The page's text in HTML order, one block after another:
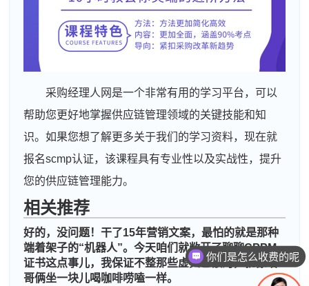
采购经理人网是一个非常有用的学习平台，可以
帮助您更好地掌握供应链管理领域的关键技能和知
识。如果您想了解更多关于我们的学习资料，现在就
报名scmp认证，该课程具有专业性以及实战性，提升
您的供应链管理能力。
相关推荐
好的，没问题！干了15年营销文案，最怕的就是那种
端着架子的“机器人”。今天咱们就敞开了聊聊CPPM
证书这点事儿，我保证不整那些虚头巴额的，就像咱
哥俩坐一块儿喝咖啡唠嗑一样。
周** 137****5867
你们是怎么收费的呢